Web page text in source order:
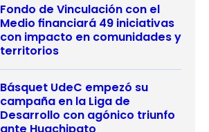
Fondo de Vinculación con el
Medio financiará 49 iniciativas
con impacto en comunidades y
territorios
Básquet UdeC empezó su
campaña en la Liga de
Desarrollo con agónico triunfo